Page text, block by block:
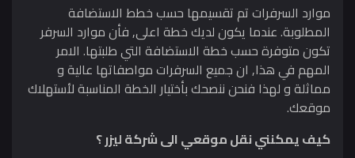
موارد السرفرات تم تقسيمها حسب خطط الاستضافة
المطلوبة. عندما يكون لديك خطة اعلى, فأن موارد السرفر
تكون متوفرة حسب خطة الاستضافة التي طلبتها. الامر
المهم في هذا, ان جميع السرفرات مواصفاتها عالية و
مماثلة و لهذا فنحن ننصحك بأختيار الخطة المناسبة لأستهلاك
موقعك.
كيف يمكنني نقل موقعي الى شركة ليزر ؟